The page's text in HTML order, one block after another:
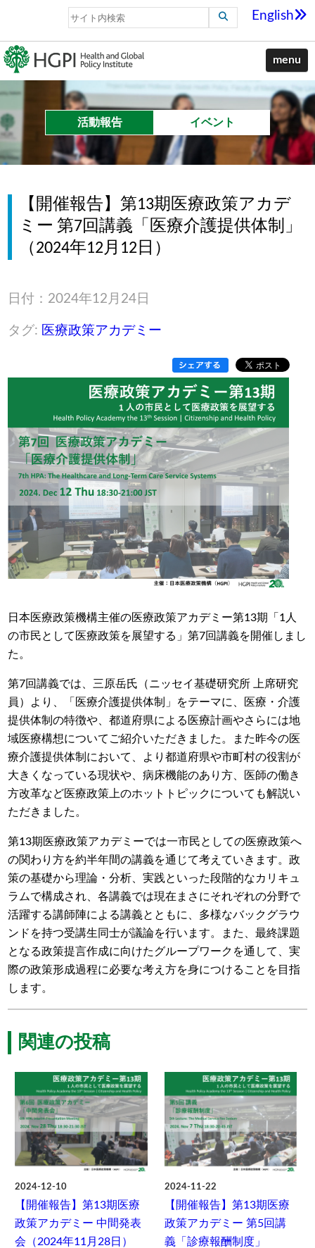
English
menu
活動報告 イベント
【開催報告】第13期医療政策アカデ
ミー 第7回講義「医療介護提供体制」
（2024年12月12日）
日付：2024年12月24日
タグ: 医療政策アカデミー
日本医療政策機構主催の医療政策アカデミー第13期「1人
の市民として医療政策を展望する」第7回講義を開催しまし
た。
第7回講義では、三原岳氏（ニッセイ基礎研究所 上席研究
員）より、「医療介護提供体制」をテーマに、医療・介護
提供体制の特徴や、都道府県による医療計画やさらには地
域医療構想についてご紹介いただきました。また昨今の医
療介護提供体制において、より都道府県や市町村の役割が
大きくなっている現状や、病床機能のあり方、医師の働き
方改革など医療政策上のホットトピックについても解説い
ただきました。
第13期医療政策アカデミーでは一市民としての医療政策へ
の関わり方を約半年間の講義を通じて考えていきます。政
策の基礎から理論・分析、実践といった段階的なカリキュ
ラムで構成され、各講義では現在まさにそれぞれの分野で
活躍する講師陣による講義とともに、多様なバックグラウ
ンドを持つ受講生同士が議論を行います。また、最終課題
となる政策提言作成に向けたグループワークを通して、実
際の政策形成過程に必要な考え方を身につけることを目指
します。
関連の投稿
2024-12-10
【開催報告】第13期医療
政策アカデミー 中間発表
会（2024年11月28日）
2024-11-22
【開催報告】第13期医療
政策アカデミー 第5回講
義「診療報酬制度」